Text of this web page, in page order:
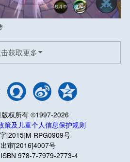
获取更多
版权所有 ©1997-2026
策及儿童个人信息保护规则
[2015]M-RPG0909号
审[2016]4007号
978-7-7979-2773-4